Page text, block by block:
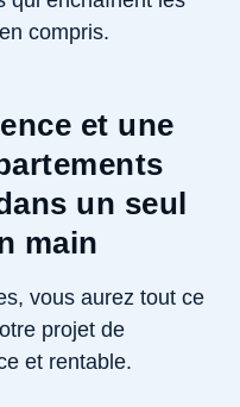
compris.
et une
un seul
main
vous aurez tout ce
projet de
et rentable.